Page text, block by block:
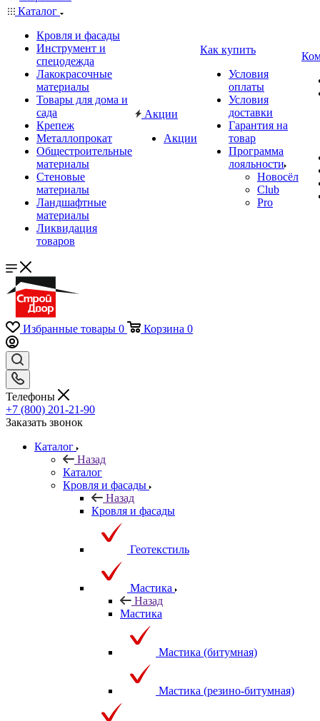
Каталог
Кровля и фасады
Инструмент и
спецодежда
Лакокрасочные
материалы
Товары для дома и
сада
Крепеж
Металлопрокат
Общестроительные
материалы
Стеновые
материалы
Ландшафтные
материалы
Ликвидация
товаров
Акции
Акции
Как купить
Условия
оплаты
Условия
доставки
Гарантия на
товар
Программа
лояльности
Новосёл
Club
Pro
Избранные товары 0 Корзина 0
Телефоны
+7 (800) 201-21-90
Заказать звонок
Каталог
Назад
Каталог
Кровля и фасады
Назад
Кровля и фасады
Геотекстиль
Мастика
Назад
Мастика
Мастика (битумная)
Мастика (резино-битумная)